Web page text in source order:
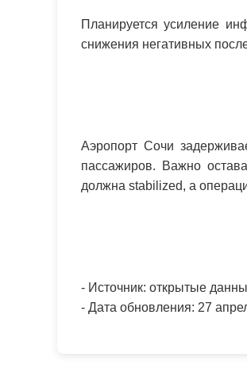
Планируется усиление
снижения негативных
Аэропорт Сочи
пассажиров. Важно
должна stabilized, а
- Источник: открытые
- Дата обновления: 27